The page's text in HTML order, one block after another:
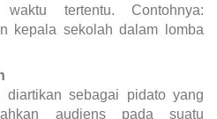
tertentu. Contohnya:
kepala sekolah dalam lomba
diartikan sebagai pidato yang
audiens pada suatu